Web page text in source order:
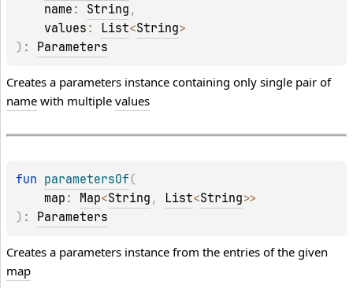
name : String ,
values : List<String>
) : Parameters
Creates a parameters instance containing only single pair of
name with multiple values
fun parametersOf (
map : Map<String , List<String>>
) : Parameters
Creates a parameters instance from the entries of the given
map